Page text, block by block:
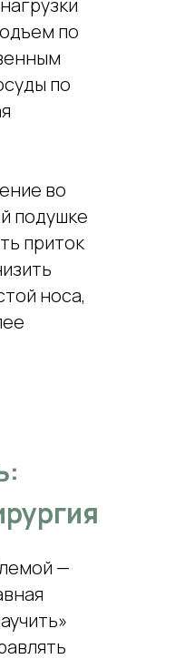
по
по
во
подушке
приток
носа,
—